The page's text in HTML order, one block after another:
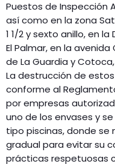
Puestos de Inspección
así como en la zona
1 1/2 y sexto anillo, en la
El Palmar, en la
de La Guardia y
La destrucción de
conforme al
por empresas
uno de los envases y
tipo piscinas, donde
gradual para evitar su
prácticas respetuosas